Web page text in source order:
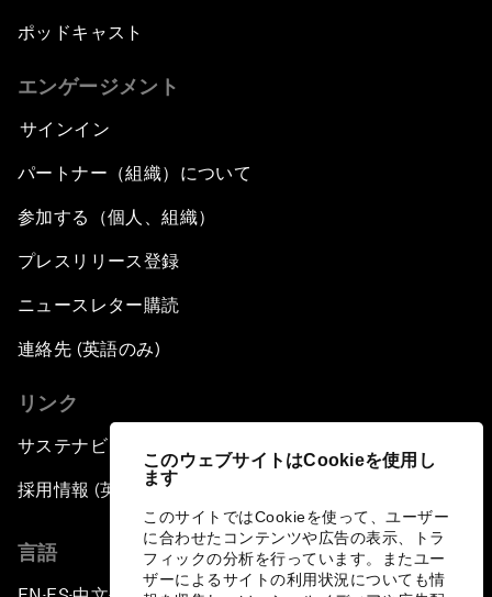
このウェブサイトはCookieを使用し
ます
このサイトではCookieを使って、ユーザー
に合わせたコンテンツや広告の表示、トラ
フィックの分析を行っています。またユー
ザーによるサイトの利用状況についても情
ポッドキャスト
エンゲージメント
サインイン
パートナー（組織）について
参加する（個人、組織）
プレスリリース登録
ニュースレター購読
連絡先 (英語のみ)
リンク
サステナビリティへの取り組み
採用情報 (英語のみ)
言語
▪ ▪ ▪